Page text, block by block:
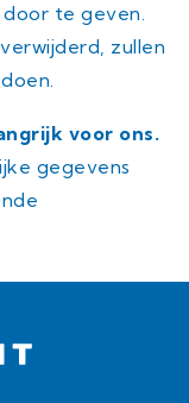
door te geven.
zullen
voor ons.
gegevens